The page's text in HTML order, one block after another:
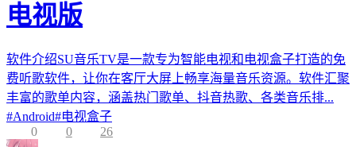
电视版
软件介绍SU音乐TV是一款专为智能电视和电视盒子打造的免
费听歌软件，让你在客厅大屏上畅享海量音乐资源。软件汇聚
丰富的歌单内容，涵盖热门歌单、抖音热歌、各类音乐排...
#Android#电视盒子
0
0 26